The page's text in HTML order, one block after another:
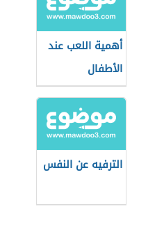
أهمية اللعب عند
الأطفال
الترفيه عن النفس